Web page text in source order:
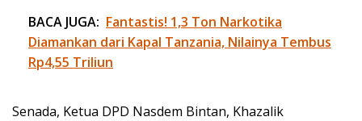
BACA JUGA: Fantastis! 1,3 Ton Narkotika
Diamankan dari Kapal Tanzania, Nilainya Tembus
Rp4,55 Triliun
Senada, Ketua DPD Nasdem Bintan, Khazalik